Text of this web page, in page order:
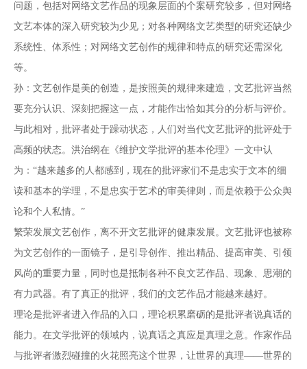
问题，包括对网络文艺作品的现象层面的个案研究较多，但对网络
文艺本体的深入研究较为少见；对各种网络文艺类型的研究还缺少
系统性、体系性；对网络文艺创作的规律和特点的研究还需深化
等。
孙：文艺创作是美的创造，是按照美的规律来建造，文艺批评当然
要充分认识、深刻把握这一点，才能作出恰如其分的分析与评价。
与此相对，批评者处于躁动状态，人们对当代文艺批评的批评处于
高频的状态。洪治纲在《维护文学批评的基本伦理》一文中认
为：“越来越多的人都感到，现在的批评家们不是忠实于文本的细
读和基本的学理，不是忠实于艺术的审美律则，而是依赖于公众舆
论和个人私情。”
繁荣发展文艺创作，离不开文艺批评的健康发展。文艺批评也被称
为文艺创作的一面镜子，是引导创作、推出精品、提高审美、引领
风尚的重要力量，同时也是抵制各种不良文艺作品、现象、思潮的
有力武器。有了真正的批评，我们的文艺作品才能越来越好。
理论是批评者进入作品的入口，理论积累磨砺的是批评者说真话的
能力。在文学批评的领域内，说真话之真应是真理之意。作家作品
与批评者激烈碰撞的火花照亮这个世界，让世界的真理——世界的